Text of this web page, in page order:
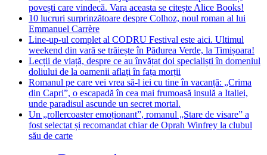
povești care vindecă. Vara aceasta se citește Alice Books!
10 lucruri surprinzătoare despre Colhoz, noul roman al lui
Emmanuel Carrère
Line-up-ul complet al CODRU Festival este aici. Ultimul
weekend din vară se trăiește în Pădurea Verde, la Timișoara!
Lecții de viață, despre ce au învățat doi specialiști în domeniul
doliului de la oamenii aflați în fața morții
Romanul pe care vei vrea să-l iei cu tine în vacanță: „Crima
din Capri”, o escapadă în cea mai frumoasă insulă a Italiei,
unde paradisul ascunde un secret mortal.
Un „rollercoaster emoționant”, romanul „Stare de visare” a
fost selectat și recomandat chiar de Oprah Winfrey la clubul
său de carte